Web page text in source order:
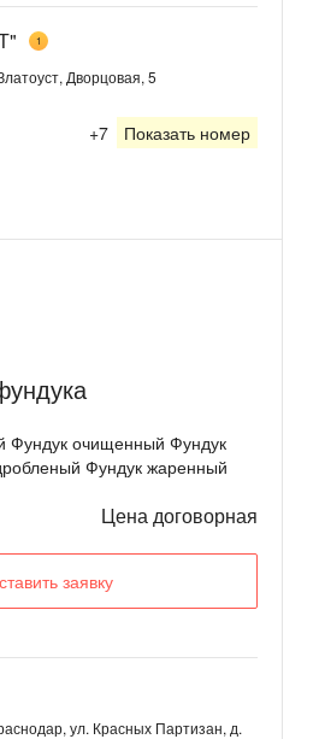
1
Дворцовая, 5
+7 Показать номер
Фундук очищенный Фундук
Фундук жаренный
Цена договорная
заявку
ул. Красных Партизан, д.